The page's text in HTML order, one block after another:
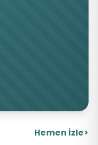
Hemen İzle>